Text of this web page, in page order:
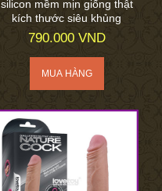
silicon mềm mịn giống thật
kích thước siêu khủng
790.000 VND